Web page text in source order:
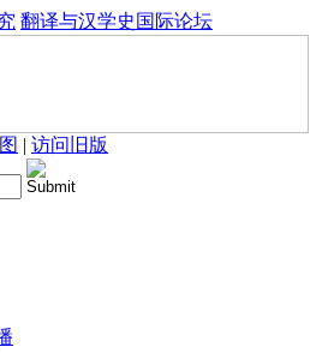
翻译与汉学史国际论坛
| 访问旧版